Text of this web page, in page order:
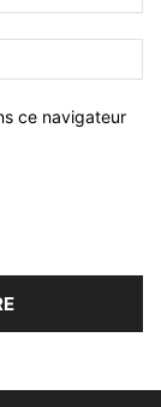
ce navigateur